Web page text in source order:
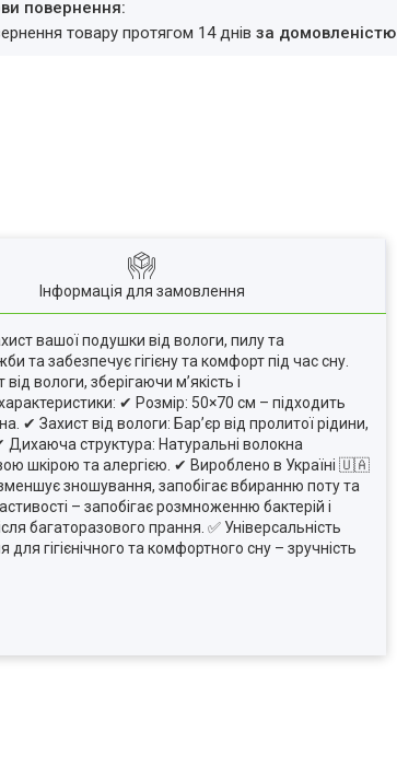
товару протягом 14 днівза домовленістю
Інформація для замовлення
вашої подушки від вологи, пилу та
та забезпечує гігієну та комфорт під час сну.
вологи, зберігаючи м’якість і
✔ Розмір: 50×70 см – підходить
Захист від вологи: Бар’єр від пролитої рідини,
Дихаюча структура: Натуральні волокна
шкірою та алергією. ✔ Вироблено в Україні 🇺🇦
зношування, запобігає вбиранню поту та
– запобігає розмноженню бактерій і
багаторазового прання. ✅ Універсальність
гігієнічного та комфортного сну – зручність